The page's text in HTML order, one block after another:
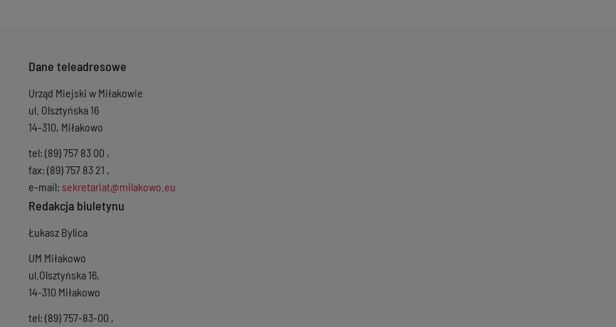
Dane teleadresowe
Urząd Miejski w Miłakowie
ul. Olsztyńska 16
14-310, Miłakowo
tel: (89) 757 83 00 ,
fax: (89) 757 83 21 ,
e-mail: sekretariat@milakowo.eu
Redakcja biuletynu
Łukasz Bylica
UM Miłakowo
ul.Olsztyńska 16,
14-310 Miłakowo
tel: (89) 757-83-00 ,